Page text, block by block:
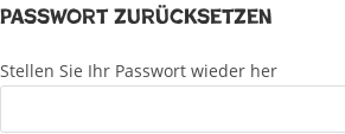
Passwort zurücksetzen
Stellen Sie Ihr Passwort wieder her